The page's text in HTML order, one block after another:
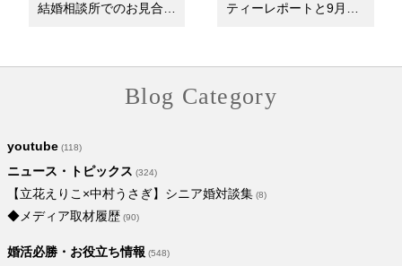
結婚相談所でのお見合い
ティーレポートと9月の
Blog Category
youtube (118)
ニュース・トピックス (324)
【立花えりこ×中村うさぎ】シニア婚対談集 (8)
◆メディア取材履歴 (90)
婚活必勝・お役立ち情報 (548)